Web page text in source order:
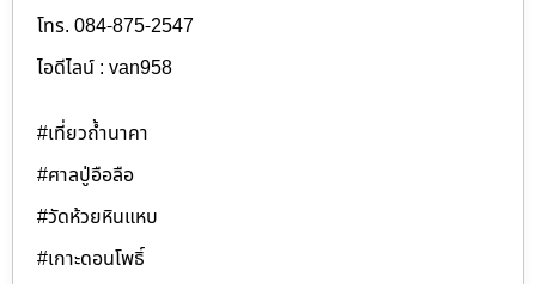
โทร. 084-875-2547
ไอดีไลน์ : van958
#เที่ยวถ้ำนาคา
#ศาลปู่อือลือ
#วัดห้วยหินแหบ
#เกาะดอนโพธิ์